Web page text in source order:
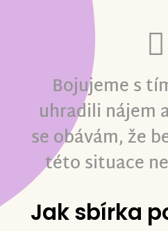
Bojujeme s
uhradili nájem
se obávám, že
této situace
Jak sbírka